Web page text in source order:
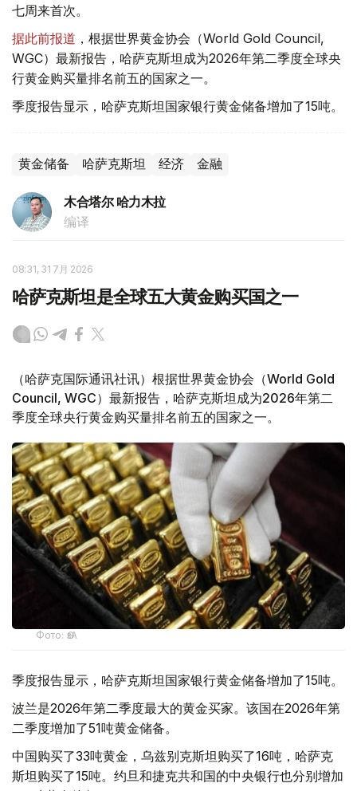
七周来首次。
据此前报道 ，根据世界黄金协会（World Gold Council,
WGC）最新报告，哈萨克斯坦成为2026年第二季度全球央
行黄金购买量排名前五的国家之一。
季度报告显示，哈萨克斯坦国家银行黄金储备增加了15吨。
黄金储备 哈萨克斯坦 经济 金融
木合塔尔 哈力木拉
编译
08:31, 31 7月 2026
哈萨克斯坦是全球五大黄金购买国之一
（哈萨克国际通讯社讯）根据世界黄金协会（World Gold
Council, WGC）最新报告，哈萨克斯坦成为2026年第二
季度全球央行黄金购买量排名前五的国家之一。
Фото: ӨзА
季度报告显示，哈萨克斯坦国家银行黄金储备增加了15吨。
波兰是2026年第二季度最大的黄金买家。该国在2026年第
二季度增加了51吨黄金储备。
中国购买了33吨黄金，乌兹别克斯坦购买了16吨，哈萨克
斯坦购买了15吨。约旦和捷克共和国的中央银行也分别增加